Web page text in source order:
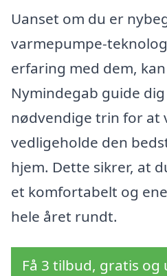
Uanset om du er
varmepumpe-
erfaring med dem,
Nymindegab guide
nødvendige trin for at
vedligeholde den
hjem. Dette sikrer, at
et komfortabelt og
hele året rundt.
Få 3 tilbud, gratis